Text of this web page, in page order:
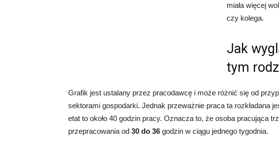
miała więcej
czy kolega.
Jak
tym
Grafik jest ustalany przez pracodawcę i może różnić się od
sektorami gospodarki. Jednak przeważnie praca ta rozkładana
etat to około 40 godzin pracy. Oznacza to, że osoba pracująca
przepracowania od 30 do 36 godzin w ciągu jednego tygodnia.